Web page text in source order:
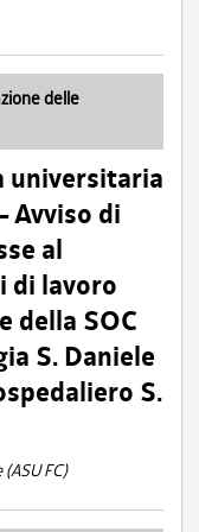
delle
universitaria
Avviso di
al
di lavoro
della SOC
S. Daniele
S.
FC)